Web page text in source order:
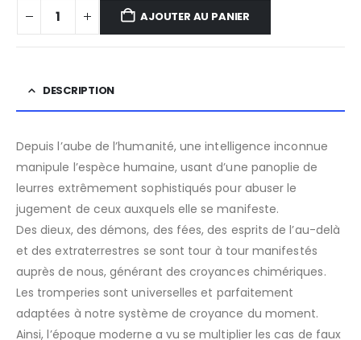
AJOUTER AU PANIER
DESCRIPTION
Depuis l’aube de l’humanité, une intelligence inconnue
manipule l’espèce humaine, usant d’une panoplie de
leurres extrêmement sophistiqués pour abuser le
jugement de ceux auxquels elle se manifeste.
Des dieux, des démons, des fées, des esprits de l’au-delà
et des extraterrestres se sont tour à tour manifestés
auprès de nous, générant des croyances chimériques.
Les tromperies sont universelles et parfaitement
adaptées à notre système de croyance du moment.
Ainsi, l’époque moderne a vu se multiplier les cas de faux